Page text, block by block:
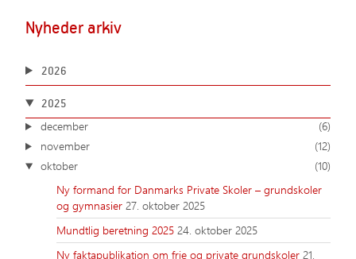
Nyheder arkiv
2026
2025
december
(6)
november
(12)
oktober
(10)
Ny formand for Danmarks Private Skoler – grundskoler
og gymnasier 27. oktober 2025
Mundtlig beretning 2025 24. oktober 2025
Ny faktapublikation om frie og private grundskoler 21.